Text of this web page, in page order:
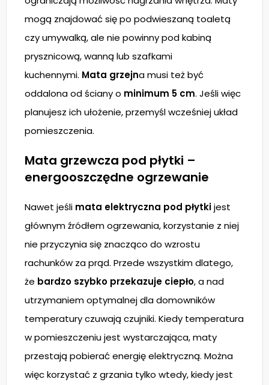
mogą znajdować się po podwieszaną toaletą
czy umywalką, ale nie powinny pod kabiną
prysznicową, wanną lub szafkami
kuchennymi. Mata grzejna musi też być
oddalona od ściany o minimum 5 cm. Jeśli więc
planujesz ich ułożenie, przemyśl wcześniej układ
pomieszczenia.
Mata grzewcza pod płytki –
energooszczędne ogrzewanie
Nawet jeśli mata elektryczna pod płytkijest
głównym źródłem ogrzewania, korzystanie z niej
nie przyczynia się znacząco do wzrostu
rachunków za prąd. Przede wszystkim dlatego,
że bardzo szybko przekazuje ciepło, a nad
utrzymaniem optymalnej dla domowników
temperatury czuwają czujniki. Kiedy temperatura
w pomieszczeniu jest wystarczająca, maty
przestają pobierać energię elektryczną. Można
więc korzystać z grzania tylko wtedy, kiedy jest